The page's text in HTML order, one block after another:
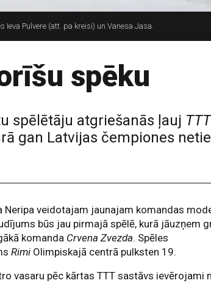
Pulvere (att. pa kreisi) un Vanesa Jasa.
spēku
spēlētāju atgriešanās ļauj
gan Latvijas čempiones
Neripa veidotajam jaunajam komandas
būs jau pirmajā spēlē, kurā jāuzņem
komanda Crvena Zvezda. Spēles
Rimi Olimpiskajā centrā pulksten 19.
vasaru pēc kārtas TTT sastāvs ievērojami